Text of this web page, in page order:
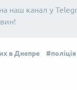
наш канал у
в Днепре поліція